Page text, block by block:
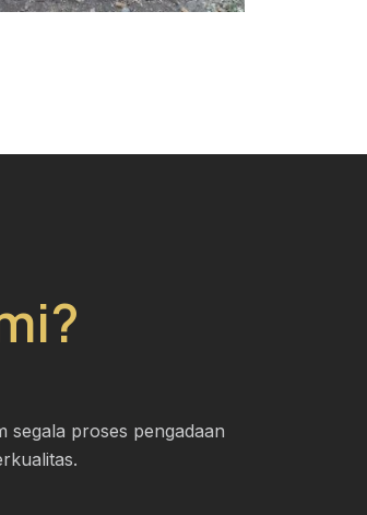
segala proses pengadaan